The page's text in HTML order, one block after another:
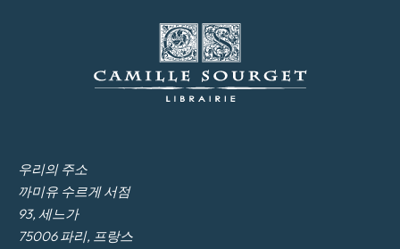
우리의 주소
까미유 수르게 서점
93, 세느가
75006 파리, 프랑스